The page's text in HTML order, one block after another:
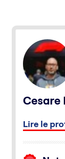
Cesare
Lire le